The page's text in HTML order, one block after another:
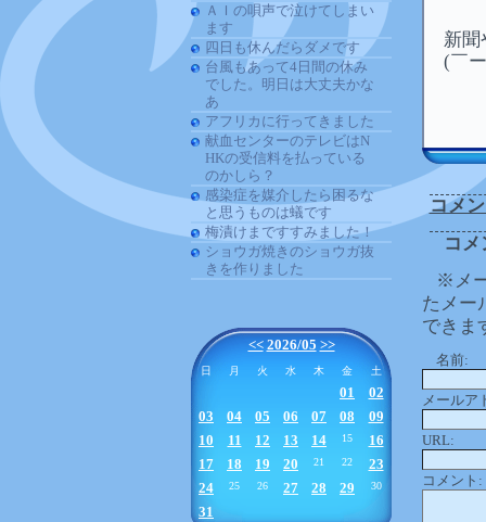
ＡＩの唄声で泣けてしまい
ます
四日も休んだらダメです
台風もあって4日間の休み
でした。明日は大丈夫かな
あ
アフリカに行ってきました
献血センターのテレビはN
HKの受信料を払っている
のかしら？
感染症を媒介したら困るな
と思うものは蟻です
梅漬けまですすみました！
ショウガ焼きのショウガ抜
きを作りました
<< 2026/05 >>
日 月 火 水 木 金 土
01
02
03
04 05 06 07 08
09
10
11 12 13 14 15
16
17
18 19 20 21 22
23
24
25 26 27 28 29 30
31
新聞
(￣
コメ
コ
※メ
たメー
できま
名前:
メールア
URL:
コメント: